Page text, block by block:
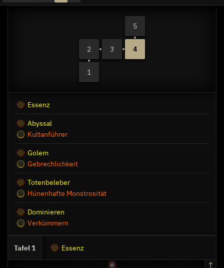
Totengeneral
5
2 3 4
1
Essenz
Abyssal
Kultanführer
Golem
Gebrechlichkeit
Totenbeleber
Hünenhafte Monstrosität
Dominieren
Verkümmern
1 Essenz